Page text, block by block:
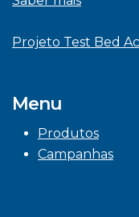
Projeto Test Bed
Menu
Produtos
Campanhas